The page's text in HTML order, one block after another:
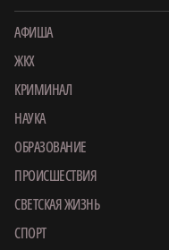
АФИША
ЖКХ
КРИМИНАЛ
НАУКА
ОБРАЗОВАНИЕ
ПРОИСШЕСТВИЯ
СВЕТСКАЯ ЖИЗНЬ
СПОРТ